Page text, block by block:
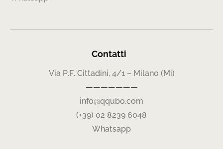
Contatti
Via P.F. Cittadini, 4/1 – Milano (Mi)
———————
info@qqubo.com
(+39) 02 8239 6048
Whatsapp